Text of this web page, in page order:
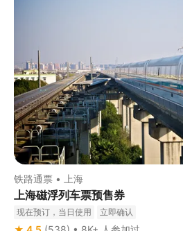
铁路通票 • 上海
上海磁浮列车票预售券
现在预订，当日使用 立即确认